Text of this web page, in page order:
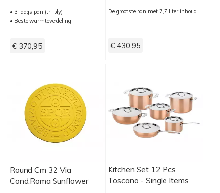
• 3 laags pan (tri-ply)
• Beste warmteverdeling
€ 370,95
De grootste pan met 7,7 liter inhoud.
€ 430,95
Round Cm 32 Via
Cond.Roma Sunflower
Kitchen Set 12 Pcs
Toscana - Single Items